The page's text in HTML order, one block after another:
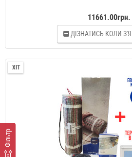
Фільтр
11661.00грн.
ДІЗНАТИСЬ КОЛИ
ХІТ